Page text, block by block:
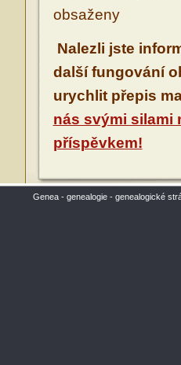
obsaženy
Nalezli jste
další fungování
urychlit přepis
nás svými silami
příspěvkem!
Genea - genealogie - genealogické